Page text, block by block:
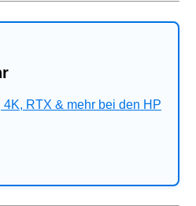
RTX & mehr bei den HP